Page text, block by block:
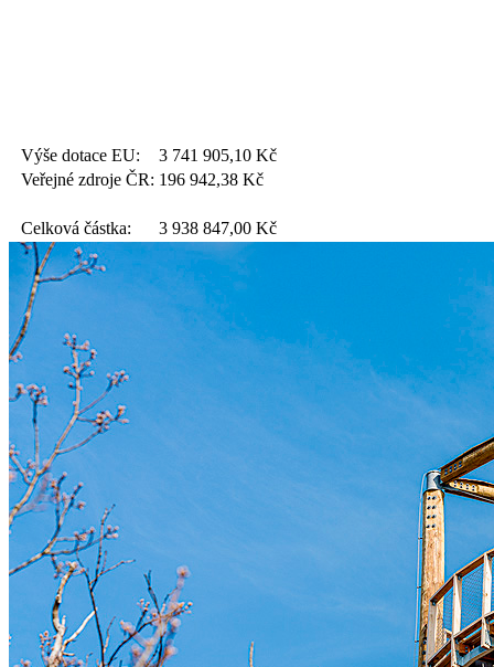
Výše dotace EU: 3 741 905,10 Kč
Veřejné zdroje ČR: 196 942,38 Kč
Celková částka: 3 938 847,00 Kč